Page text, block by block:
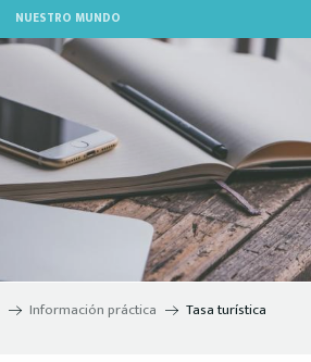
NUESTRO MUNDO
Información práctica Tasa turística